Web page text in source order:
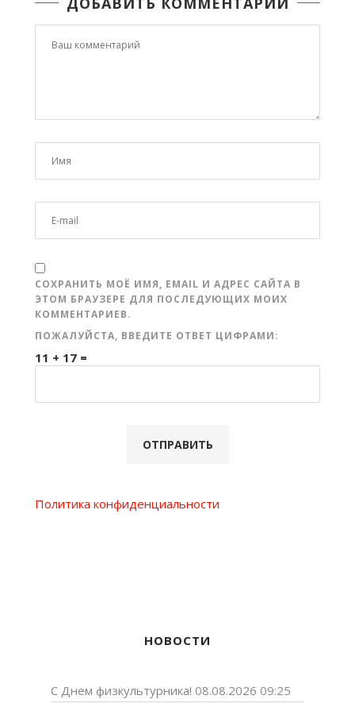
СОХРАНИТЬ МОЁ ИМЯ, EMAIL И АДРЕС САЙТА В
ЭТОМ БРАУЗЕРЕ ДЛЯ ПОСЛЕДУЮЩИХ МОИХ
КОММЕНТАРИЕВ.
ПОЖАЛУЙСТА, ВВЕДИТЕ ОТВЕТ ЦИФРАМИ:
11 + 17 =
Политика конфиденциальности
НОВОСТИ
С Днем физкультурника! 08.08.2026 09:25